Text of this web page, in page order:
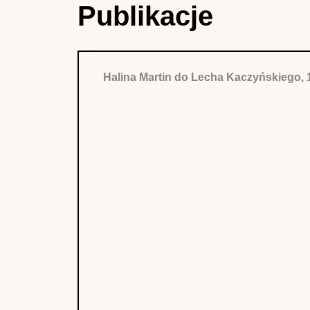
Publikacje
Halina Martin do Lecha Kaczyńskiego,